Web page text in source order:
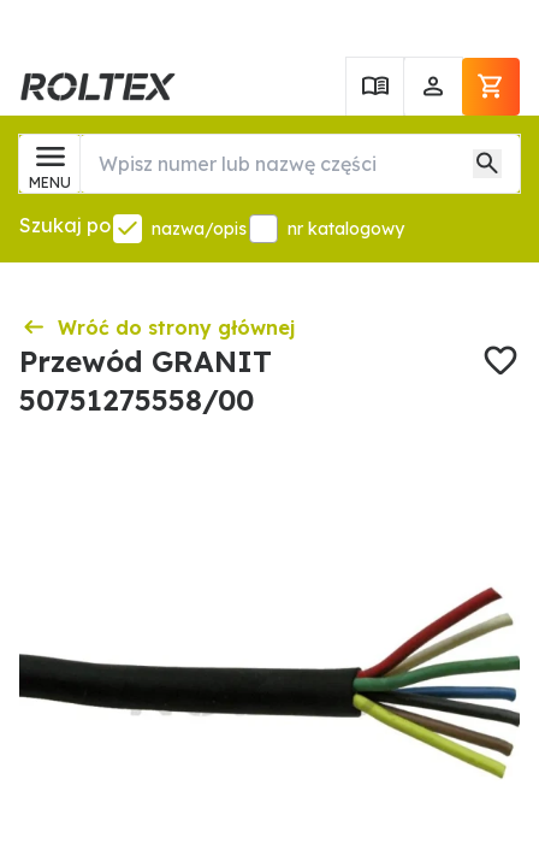
MENU
Szukaj po nazwa/opis nr katalogowy
Wróć do strony głównej
Przewód GRANIT
50751275558/00